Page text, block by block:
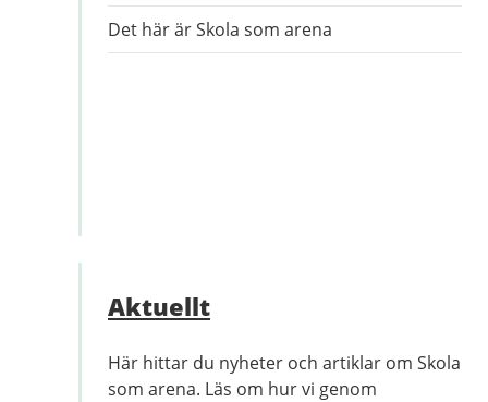
Det här är Skola som arena
Aktuellt
Här hittar du nyheter och artiklar om Skola
som arena. Läs om hur vi genom